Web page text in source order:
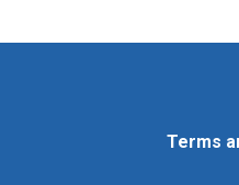
Terms